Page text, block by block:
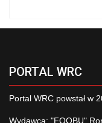
PORTAL WRC
Portal WRC powstał w
Wydawca: "FOOBU"